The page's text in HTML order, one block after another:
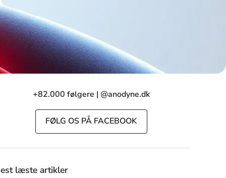
+82.000 følgere | @anodyne.dk
FØLG OS PÅ FACEBOOK
læste artikler